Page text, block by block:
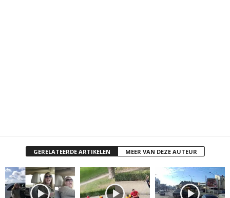
GERELATEERDE ARTIKELEN MEER VAN DEZE AUTEUR